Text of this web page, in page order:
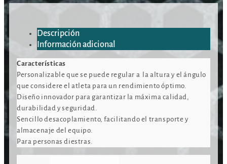
Descripción
Información adicional
Características
Personalizable que se puede regular a la altura y el ángulo
que considere el atleta para un rendimiento óptimo.
Diseño innovador para garantizar la máxima calidad,
durabilidad y seguridad.
Sencillo desacoplamiento, facilitando el transporte y
almacenaje del equipo.
Para personas diestras.